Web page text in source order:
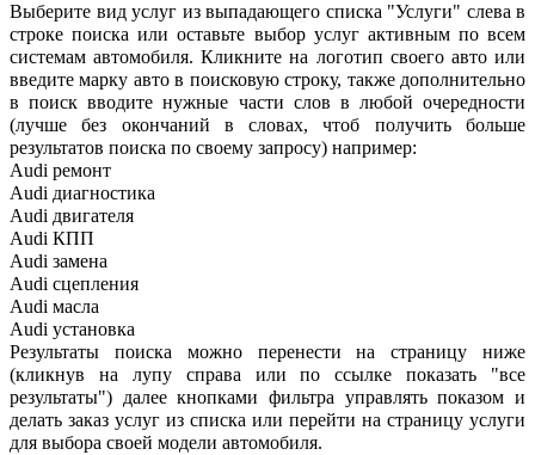
Выберите вид услуг из выпадающего списка "Услуги" слева в
строке поиска или оставьте выбор услуг активным по всем
системам автомобиля. Кликните на логотип своего авто или
введите марку авто в поисковую строку, также дополнительно
в поиск вводите нужные части слов в любой очередности
(лучше без окончаний в словах, чтоб получить больше
результатов поиска по своему запросу) например:
Audi ремонт
Audi диагностика
Audi двигателя
Audi КПП
Audi замена
Audi сцепления
Audi масла
Audi установка
Результаты поиска можно перенести на страницу ниже
(кликнув на лупу справа или по ссылке показать "все
результаты") далее кнопками фильтра управлять показом и
делать заказ услуг из списка или перейти на страницу услуги
для выбора своей модели автомобиля.